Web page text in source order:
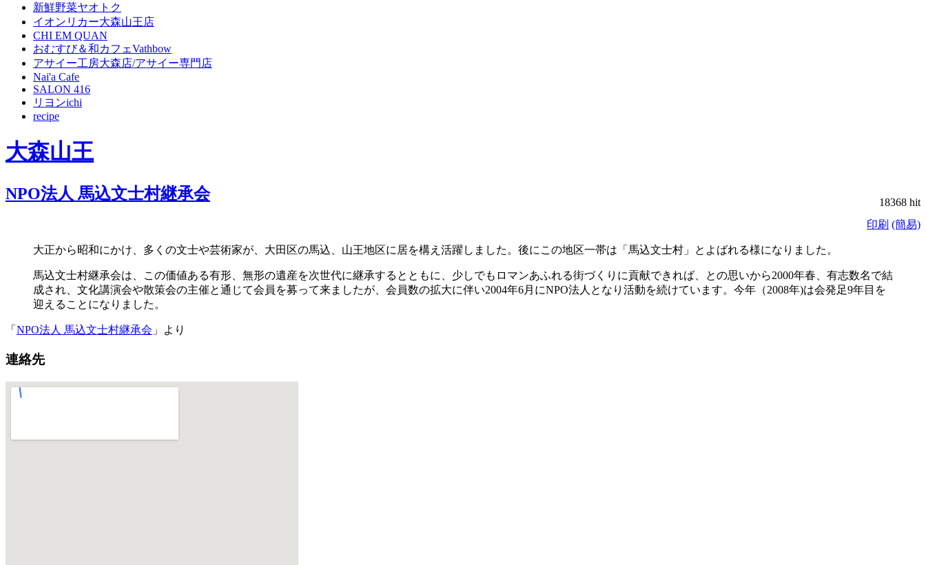
新鮮野菜ヤオトク
イオンリカー大森山王店
CHI EM QUAN
おむすび＆和カフェVathbow
アサイー工房大森店/アサイー専門店
Nai'a Cafe
SALON 416
リヨンichi
recipe
大森山王
18368 hit
NPO法人 馬込文士村継承会
印刷 (簡易)
大正から昭和にかけ、多くの文士や芸術家が、大田区の馬込、山王地区に居を構え活躍しました。後にこの地区一帯は「馬込文士村」とよばれる様になりました。
馬込文士村継承会は、この価値ある有形、無形の遺産を次世代に継承するとともに、少しでもロマンあふれる街づくりに貢献できれば、との思いから2000年春、有志数名で結
成され、文化講演会や散策会の主催と通じて会員を募って来ましたが、会員数の拡大に伴い2004年6月にNPO法人となり活動を続けています。今年（2008年)は会発足9年目を
迎えることになりました。
「 NPO法人 馬込文士村継承会 」より
連絡先